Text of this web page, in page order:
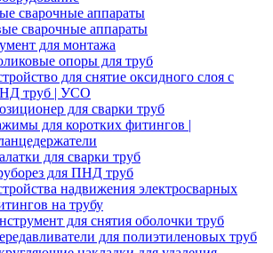
сварочные аппараты
сварочные аппараты
для монтажа
опоры для труб
для снятие оксидного слоя с
труб | УСО
для сварки труб
для коротких фитингов |
для сварки труб
для ПНД труб
надвижения электросварных
на трубу
для снятия оболочки труб
для полиэтиленовых труб